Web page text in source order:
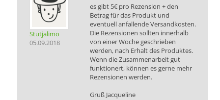
Stutjalimo
05.09.2018
es gibt 5€ pro Rezension + den
Betrag für das Produkt und
eventuell anfallende Versandkosten.
Die Rezensionen sollten innerhalb
von einer Woche geschrieben
werden, nach Erhalt des Produktes.
Wenn die Zusammenarbeit gut
funktionert, können es gerne mehr
Rezensionen werden.
Gruß Jacqueline